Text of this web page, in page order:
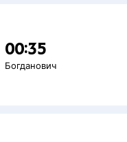
00:35
Богданович